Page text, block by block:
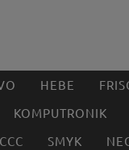
HEBE
KOMPUTRONIK
CCC SMYK